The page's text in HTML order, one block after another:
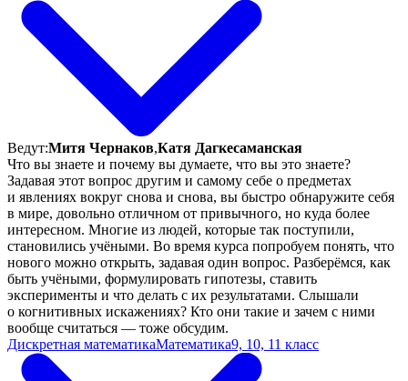
Ведут:Митя Чернаков,Катя Дагкесаманская
Что вы знаете и почему вы думаете, что вы это знаете?
Задавая этот вопрос другим и самому себе о предметах
и явлениях вокруг снова и снова, вы быстро обнаружите себя
в мире, довольно отличном от привычного, но куда более
интересном. Многие из людей, которые так поступили,
становились учёными. Во время курса попробуем понять, что
нового можно открыть, задавая один вопрос. Разберёмся, как
быть учёными, формулировать гипотезы, ставить
эксперименты и что делать с их результатами. Слышали
о когнитивных искажениях? Кто они такие и зачем с ними
вообще считаться — тоже обсудим.
Дискретная математикаМатематика9, 10, 11 класс